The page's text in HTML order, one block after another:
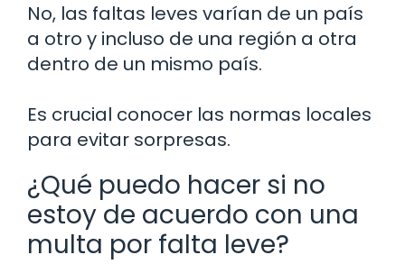
No, las faltas leves varían de un país
a otro y incluso de una región a otra
dentro de un mismo país.
Es crucial conocer las normas locales
para evitar sorpresas.
¿Qué puedo hacer si no
estoy de acuerdo con una
multa por falta leve?